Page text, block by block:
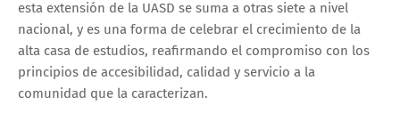
esta extensión de la UASD se suma a otras siete a nivel
nacional, y es una forma de celebrar el crecimiento de la
alta casa de estudios, reafirmando el compromiso con los
principios de accesibilidad, calidad y servicio a la
comunidad que la caracterizan.